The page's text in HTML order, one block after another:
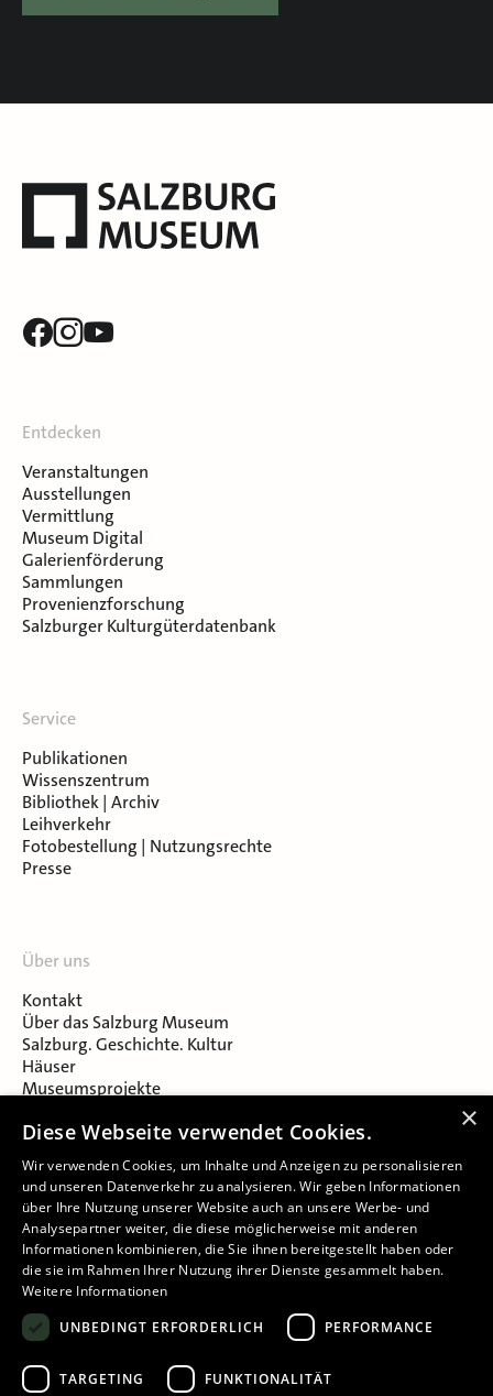
Entdecken
Veranstaltungen
Ausstellungen
Vermittlung
Museum Digital
Galerienförderung
Sammlungen
Provenienzforschung
Salzburger Kulturgüterdatenbank
Service
Publikationen
Wissenszentrum
Bibliothek | Archiv
Leihverkehr
Fotobestellung | Nutzungsrechte
Presse
Über uns
Kontakt
Über das Salzburg Museum
Salzburg. Geschichte. Kultur
Häuser
Museumsprojekte
Museumsverein Celtic Heritage
Impressum
Datenschutz
Barrierefreiheitserklärung
×
Diese Webseite verwendet Cookies.
Wir verwenden Cookies, um Inhalte und Anzeigen zu personalisieren
und unseren Datenverkehr zu analysieren. Wir geben Informationen
über Ihre Nutzung unserer Website auch an unsere Werbe- und
Analysepartner weiter, die diese möglicherweise mit anderen
Informationen kombinieren, die Sie ihnen bereitgestellt haben oder
die sie im Rahmen Ihrer Nutzung ihrer Dienste gesammelt haben.
Weitere Informationen
UNBEDINGT ERFORDERLICH
PERFORMANCE
TARGETING FUNKTIONALITÄT